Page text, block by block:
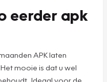
eerder apk
APK laten
mooie is dat u wel
Ideaal voor de